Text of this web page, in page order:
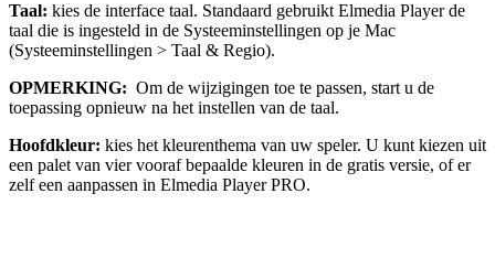
Taal: kies de interface taal. Standaard gebruikt Elmedia Player de
taal die is ingesteld in de Systeeminstellingen op je Mac
(Systeeminstellingen > Taal & Regio).
OPMERKING: Om de wijzigingen toe te passen, start u de
toepassing opnieuw na het instellen van de taal.
Hoofdkleur: kies het kleurenthema van uw speler. U kunt kiezen uit
een palet van vier vooraf bepaalde kleuren in de gratis versie, of er
zelf een aanpassen in Elmedia Player PRO.